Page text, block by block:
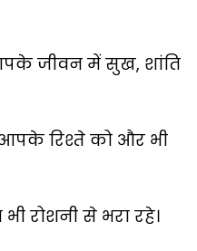
जीवन में सुख, शांति
आपके रिश्ते को और भी
रोशनी से भरा रहे।